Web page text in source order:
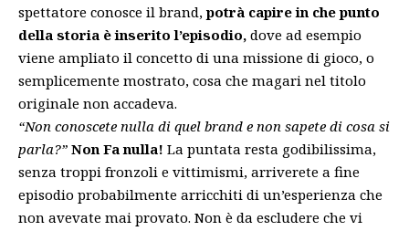
spettatore conosce il brand,potrà capire in che punto
della storia è inserito l’episodio, dove ad esempio
viene ampliato il concetto di una missione di gioco, o
semplicemente mostrato, cosa che magari nel titolo
originale non accadeva.
“Non conoscete nulla di quel brand e non sapete di cosa si
parla?” Non Fa nulla! La puntata resta godibilissima,
senza troppi fronzoli e vittimismi, arriverete a fine
episodio probabilmente arricchiti di un’esperienza che
non avevate mai provato. Non è da escludere che vi